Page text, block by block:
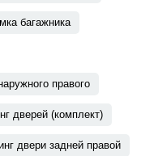
багажника
правого
дверей (комплект)
двери задней правой